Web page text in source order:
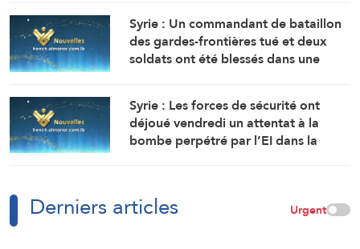
travaux sont en cours pour définir
une voie maritime temporaire. Un
accord définitif est imminent.
Syrie : Un commandant de bataillon
des gardes-frontières tué et deux
soldats ont été blessés dans une
nord-ouest du pays.
Syrie : Les forces de sécurité ont
déjoué vendredi un attentat à la
bombe perpétré par l’EI dans la
Derniers articles Urgent